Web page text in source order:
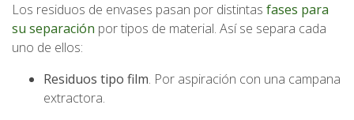
Los residuos de envases pasan por distintas fases para
su separación por tipos de material. Así se separa cada
uno de ellos:
Residuos tipo film. Por aspiración con una campana
extractora.